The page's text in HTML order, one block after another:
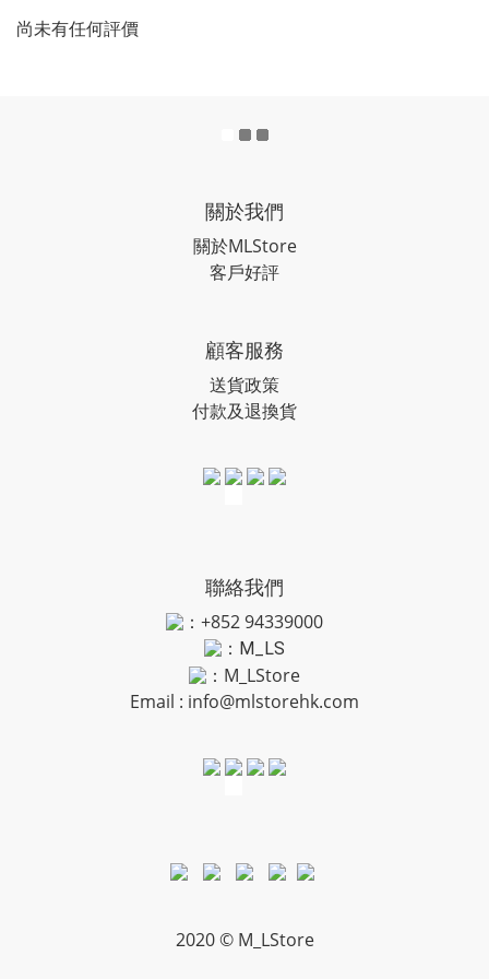
尚未有任何評價
關於我們
關於MLStore
客戶好評
顧客服務
送貨政策
付款及退換貨
聯絡我們
：+852 94339000
： M_LS
：M_LStore
Email : info@mlstorehk.com
2020 © M_LStore